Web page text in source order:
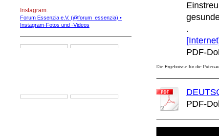
Instagram:
Forum Essenzia e.V. (@forum_essenzia) •
Instagram-Fotos und -Videos
.
PDF-
Die Ergebnisse für die
PDF-